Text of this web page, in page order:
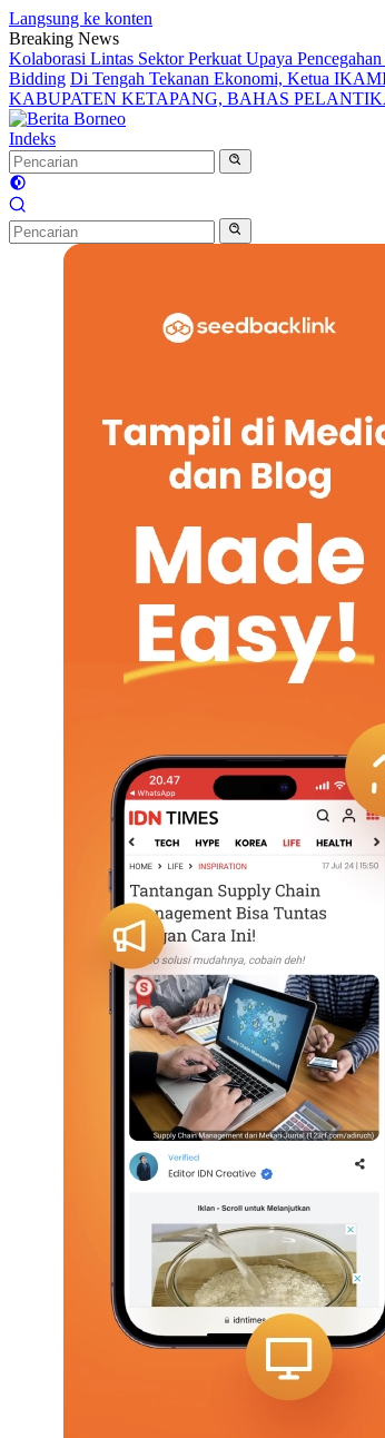
Langsung ke konten
Breaking News
Kolaborasi Lintas Sektor Perkuat Upaya
Bidding Di Tengah Tekanan Ekonomi, Ketua
KABUPATEN KETAPANG, BAHAS
Indeks